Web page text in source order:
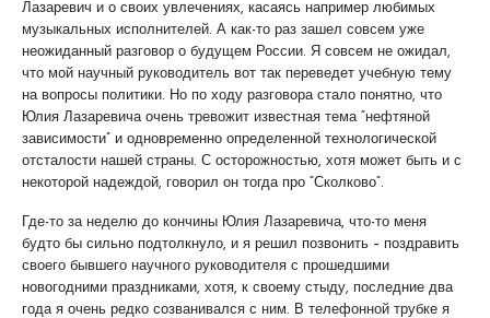
Лазаревич и о своих увлечениях, касаясь например любимых
музыкальных исполнителей. А как-то раз зашел совсем уже
неожиданный разговор о будущем России. Я совсем не ожидал,
что мой научный руководитель вот так переведет учебную тему
на вопросы политики. Но по ходу разговора стало понятно, что
Юлия Лазаревича очень тревожит известная тема “нефтяной
зависимости” и одновременно определенной технологической
отсталости нашей страны. С осторожностью, хотя может быть и с
некоторой надеждой, говорил он тогда про “Сколково”.
Где-то за неделю до кончины Юлия Лазаревича, что-то меня
будто бы сильно подтолкнуло, и я решил позвонить – поздравить
своего бывшего научного руководителя с прошедшими
новогодними праздниками, хотя, к своему стыду, последние два
года я очень редко созванивался с ним. В телефонной трубке я